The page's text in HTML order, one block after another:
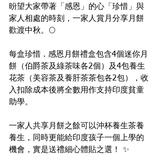
昐望大家帶著「感恩」的心「珍惜」與
家人相處的時刻，一家人賞月分享月餅
歡渡中秋。🌕
每盒珍惜 . 感恩月餅禮盒包含4個迷你月
餅（伯爵茶及綠茶味各2個）及4包養生
花茶（美容茶及養肝茶茶包各2包），收
入扣除成本後將全數用作支持印度貧童
助學。
一家人共享月餅之餘可以沖杯養生茶養
養生，同時更能給印度孩子一個上學的
機會，實是送禮細心體貼之選！
✨